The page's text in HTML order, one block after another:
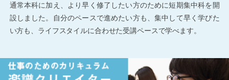
通常本科に加え、より早く修了したい方のために短期集中科を開
設しました。自分のペースで進めたい方も、集中して早く学びた
い方も、ライフスタイルに合わせた受講ペースで学べます。